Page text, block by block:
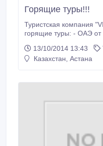
Горящие туры!!!
Туристская компания
горящие туры: - ОАЭ от
Хайнань -650 у.е. - Мальдивы
Алматы: 8(727)3004435, 3004475, 87078393454, В
13/10/2014 13:43
Казахстан, Астана